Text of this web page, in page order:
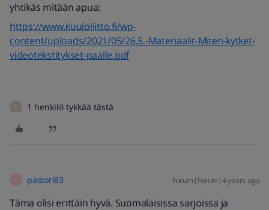
yhtikäs mitään apua:
https://www.kuuloliitto.fi/wp-
content/uploads/2021/05/26.5.-Materiaalit-Miten-kytket-
videotekstitykset-paalle.pdf
1 henkilö tykkää tästä
pastori83 Forum|Forum|4 years ago
Tämä olisi erittäin hyvä. Suomalaisissa sarjoissa ja